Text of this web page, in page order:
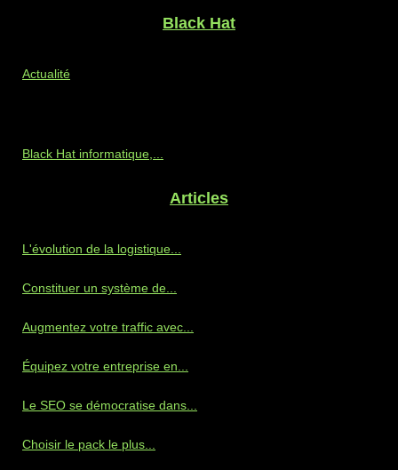
Black Hat
Actualité
Black Hat informatique,...
Articles
L'évolution de la logistique...
Constituer un système de...
Augmentez votre traffic avec...
Équipez votre entreprise en...
Le SEO se démocratise dans...
Choisir le pack le plus...